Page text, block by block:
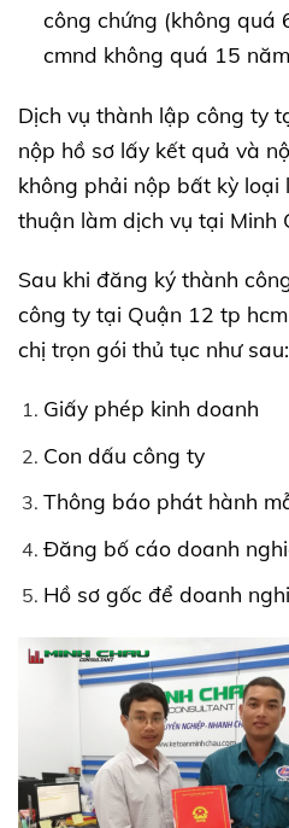
công chứng (không quá
cmnd không quá 15 năm
Dịch vụ thành lập công ty
nộp hồ sơ lấy kết quả và
không phải nộp bất kỳ loại
thuận làm dịch vụ tại Minh
Sau khi đăng ký thành
công ty tại Quận 12 tp
chị trọn gói thủ tục như sau:
Giấy phép kinh doanh
Con dấu công ty
Thông báo phát hành
Đăng bố cáo doanh
Hồ sơ gốc để doanh